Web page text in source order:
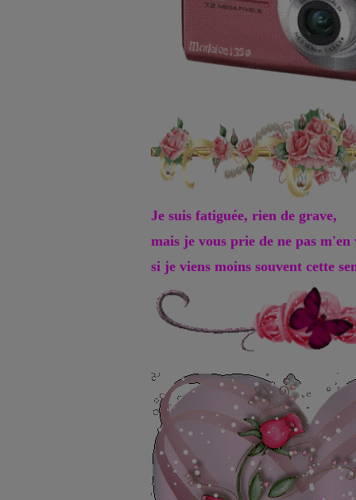
Je suis fatiguée, rien de grave,
mais je vous prie de ne pas
si je viens moins souvent cette